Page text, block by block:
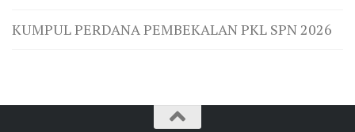
KUMPUL PERDANA PEMBEKALAN PKL SPN 2026